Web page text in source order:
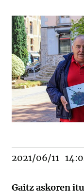
2021/06/11
Gaitz askoren